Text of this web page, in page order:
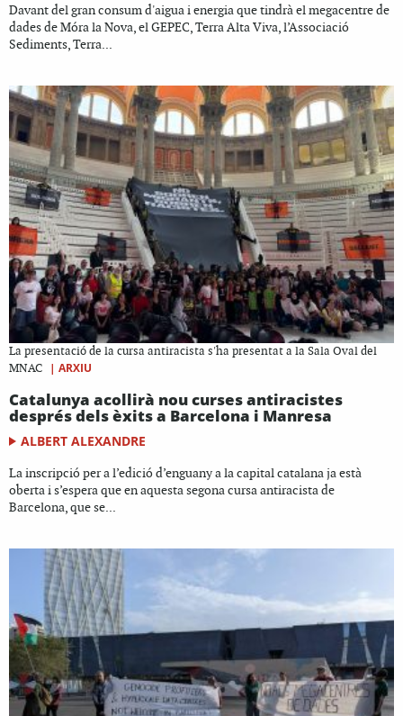
Davant del gran consum d'aigua i energia que tindrà el megacentre de
dades de Móra la Nova, el GEPEC, Terra Alta Viva, l’Associació
Sediments, Terra...
La presentació de la cursa antiracista s'ha presentat a la Sala Oval del
MNAC
| ARXIU
Catalunya acollirà nou curses antiracistes
després dels èxits a Barcelona i Manresa
ALBERT ALEXANDRE
La inscripció per a l’edició d’enguany a la capital catalana ja està
oberta i s’espera que en aquesta segona cursa antiracista de
Barcelona, que se...